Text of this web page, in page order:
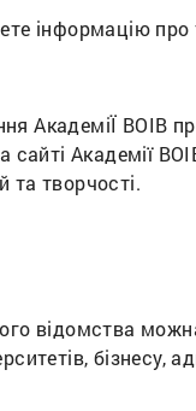
інформацію
АкадеміЇ ВОІВ
сайті Академії
та творчості.
відомства
бізнесу,